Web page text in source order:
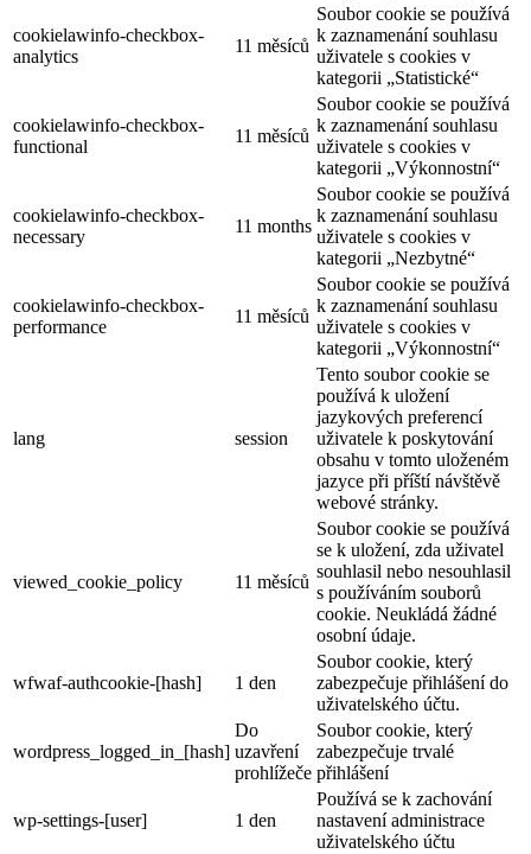
cookielawinfo-checkbox-
analytics
11 měsíců
Soubor cookie se používá
k zaznamenání souhlasu
uživatele s cookies v
kategorii „Statistické“
cookielawinfo-checkbox-
functional
11 měsíců
Soubor cookie se používá
k zaznamenání souhlasu
uživatele s cookies v
kategorii „Výkonnostní“
cookielawinfo-checkbox-
necessary
11 months
Soubor cookie se používá
k zaznamenání souhlasu
uživatele s cookies v
kategorii „Nezbytné“
cookielawinfo-checkbox-
performance
11 měsíců
Soubor cookie se používá
k zaznamenání souhlasu
uživatele s cookies v
kategorii „Výkonnostní“
lang session
Tento soubor cookie se
používá k uložení
jazykových preferencí
uživatele k poskytování
obsahu v tomto uloženém
jazyce při příští návštěvě
webové stránky.
viewed_cookie_policy 11 měsíců
Soubor cookie se používá
se k uložení, zda uživatel
souhlasil nebo nesouhlasil
s používáním souborů
cookie. Neukládá žádné
osobní údaje.
wfwaf-authcookie-[hash] 1 den
Soubor cookie, který
zabezpečuje přihlášení do
uživatelského účtu.
wordpress_logged_in_[hash]
Do
uzavření
prohlížeče
Soubor cookie, který
zabezpečuje trvalé
přihlášení
wp-settings-[user] 1 den
Používá se k zachování
nastavení administrace
uživatelského účtu